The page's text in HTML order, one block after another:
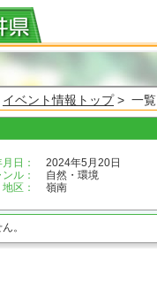
イベント情報トップ> 一覧
日：
2024年5月20日
ル：
自然・環境
地区：
嶺南
。